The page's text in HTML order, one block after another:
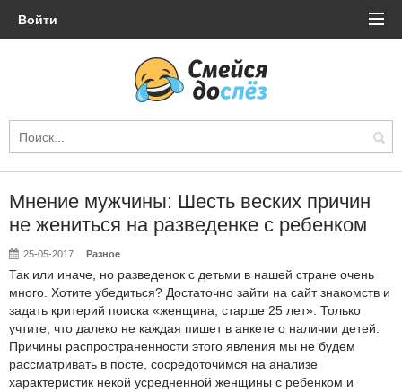
Войти
Мнение мужчины: Шесть веских причин
не жениться на разведенке с ребенком
25-05-2017 Разное
Так или иначе, но разведенок с детьми в нашей стране очень
много. Хотите убедиться? Достаточно зайти на сайт знакомств и
задать критерий поиска «женщина, старше 25 лет». Только
учтите, что далеко не каждая пишет в анкете о наличии детей.
Причины распространенности этого явления мы не будем
рассматривать в посте, сосредоточимся на анализе
характеристик некой усредненной женщины с ребенком и